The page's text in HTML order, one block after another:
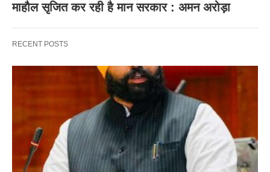
माहौल सृजित कर रही है मान सरकार : अमन अरोड़ा
RECENT POSTS